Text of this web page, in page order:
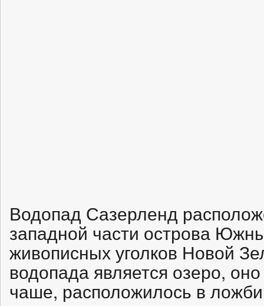
Водопад Сазерленд
западной части острова
живописных уголков Новой
водопада является озеро,
чаше, расположилось в